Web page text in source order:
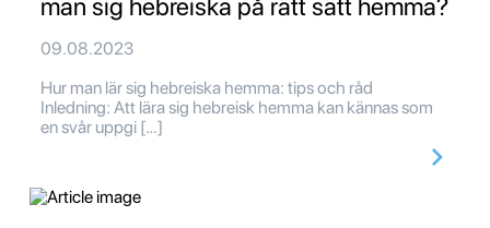
man sig hebreiska på rätt sätt hemma?
09.08.2023
Hur man lär sig hebreiska hemma: tips och råd
Inledning: Att lära sig hebreisk hemma kan kännas som
en svår uppgi […]